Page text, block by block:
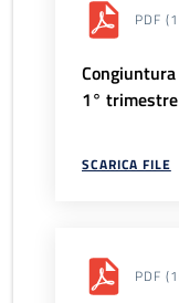
PDF
1°
SCARICA FILE
PDF